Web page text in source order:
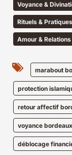
Voyance &
Rituels & Pratiques
Amour & Relations
marabout
protection
retour affectif
voyance bordeaux
déblocage